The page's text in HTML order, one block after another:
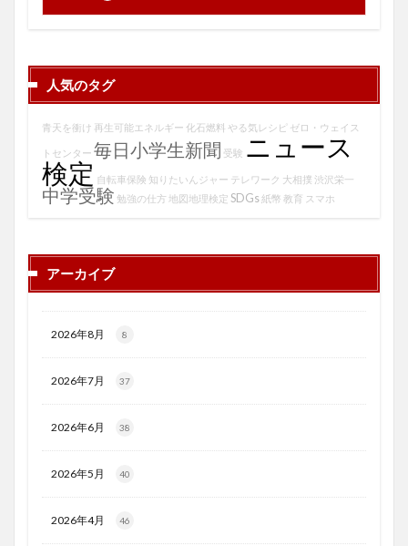
人気のタグ
青天を衝け 再生可能エネルギー 化石燃料 やる気レシピ ゼロ・ウェイス
トセンター 毎日小学生新聞 受験 ニュース
検定 自転車保険 知りたいんジャー テレワーク 大相撲 渋沢栄一
中学受験 勉強の仕方 地図地理検定 SDGs紙幣 教育 スマホ
アーカイブ
2026年8月 8
2026年7月 37
2026年6月 38
2026年5月 40
2026年4月 46